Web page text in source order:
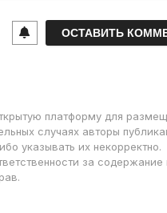
платформу для
случаях авторы
указывать их некорректно.
за